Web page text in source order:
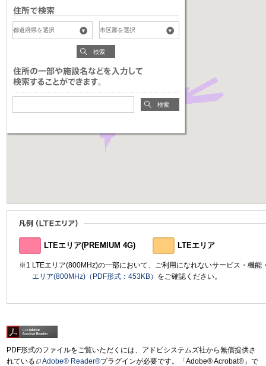
検索
検索
LTEエリア(PREMIUM 4G) LTEエリア
LTEエリア(800MHz)の一部において、ご利用になれないサービス・機能
エリア(800MHz)（PDF形式：453KB） をご確認ください。
PDF形式のファイルをご覧いただくには、アドビシステムズ社から無償提供さ
れている
Adobe® Reader®プラグインが必要です。「Adobe® Acrobat®」で